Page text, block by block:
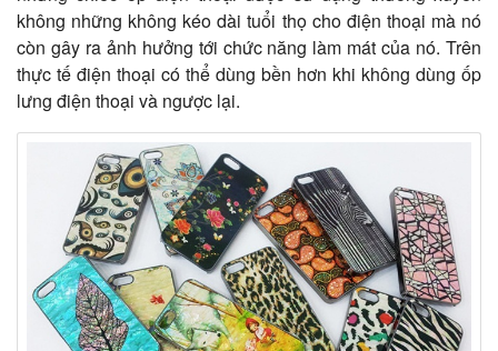
không những không kéo dài tuổi thọ cho điện thoại mà nó
còn gây ra ảnh hưởng tới chức năng làm mát của nó. Trên
thực tế điện thoại có thể dùng bền hơn khi không dùng ốp
lưng điện thoại và ngược lại.